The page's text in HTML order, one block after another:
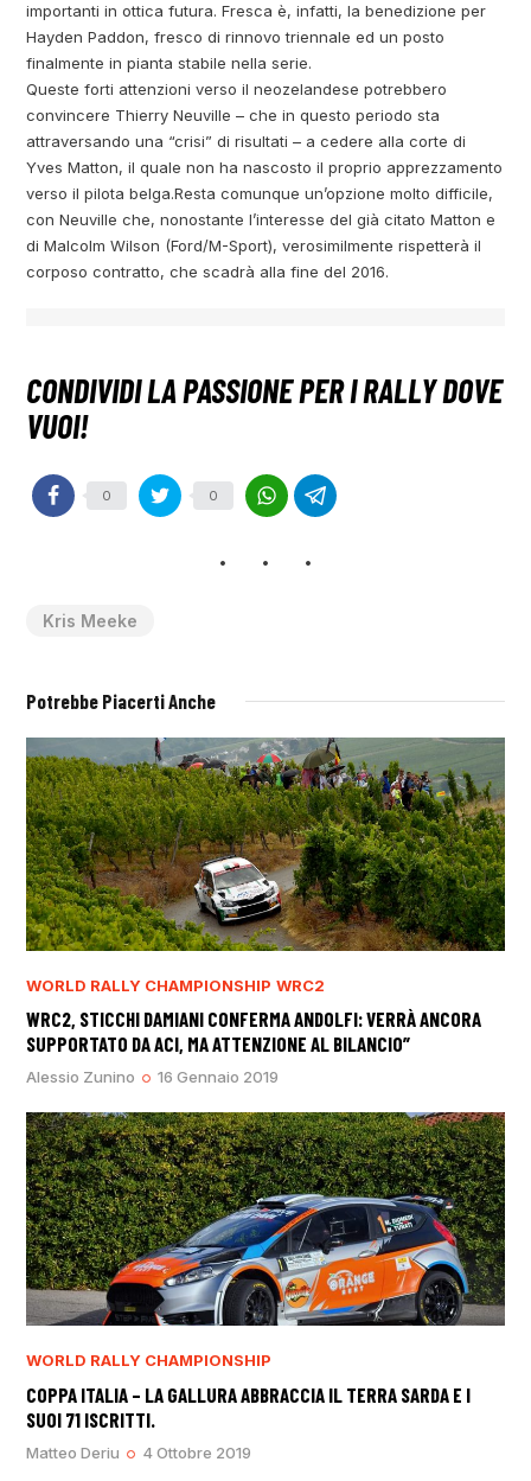
importanti in ottica futura. Fresca è, infatti, la benedizione per
Hayden Paddon, fresco di rinnovo triennale ed un posto
finalmente in pianta stabile nella serie.
Queste forti attenzioni verso il neozelandese potrebbero
convincere Thierry Neuville – che in questo periodo sta
attraversando una “crisi” di risultati – a cedere alla corte di
Yves Matton, il quale non ha nascosto il proprio apprezzamento
verso il pilota belga.Resta comunque un’opzione molto difficile,
con Neuville che, nonostante l’interesse del già citato Matton e
di Malcolm Wilson (Ford/M-Sport), verosimilmente rispetterà il
corposo contratto, che scadrà alla fine del 2016.
0 0
Kris Meeke
Potrebbe Piacerti Anche
WORLD RALLY CHAMPIONSHIP WRC2
WRC2, STICCHI DAMIANI CONFERMA ANDOLFI: VERRÀ ANCORA
SUPPORTATO DA ACI, MA ATTENZIONE AL BILANCIO”
Alessio Zunino 16 Gennaio 2019
WORLD RALLY CHAMPIONSHIP
COPPA ITALIA – LA GALLURA ABBRACCIA IL TERRA SARDA E I
SUOI 71 ISCRITTI.
Matteo Deriu 4 Ottobre 2019